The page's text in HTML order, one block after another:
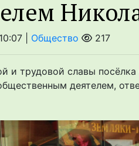
| Общество 217
и трудовой славы
деятелем,